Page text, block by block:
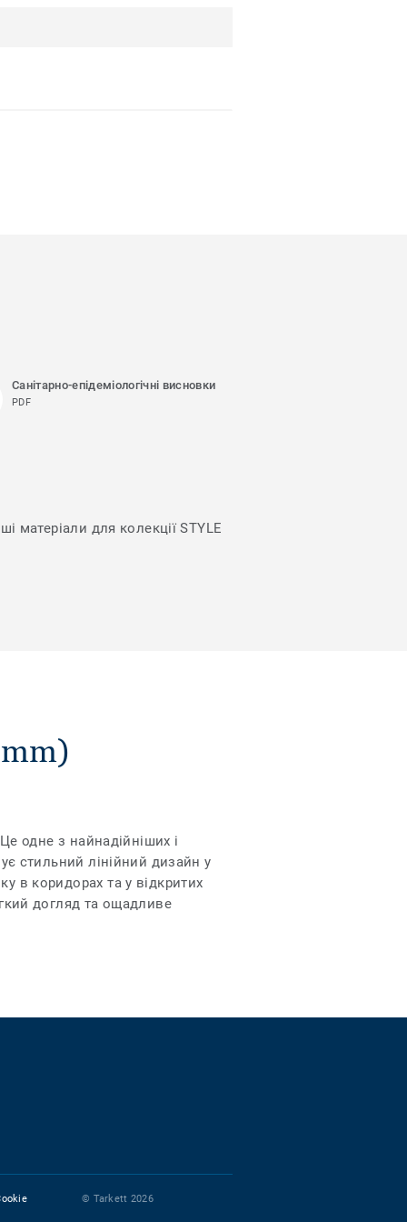
Санітарно-епідеміологічні висновки
PDF
матеріали для колекції STYLE
одне з найнадійніших і
стильний лінійний дизайн у
в коридорах та у відкритих
догляд та ощадливе
© Tarkett 2026